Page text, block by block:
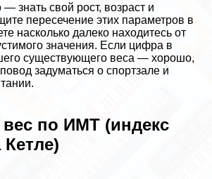
знать свой рост, возраст и
пересечение этих параметров в
насколько далеко находитесь от
значения. Если цифра в
существующего веса — хорошо,
задуматься о спортзале и
вес по ИМТ (индекс